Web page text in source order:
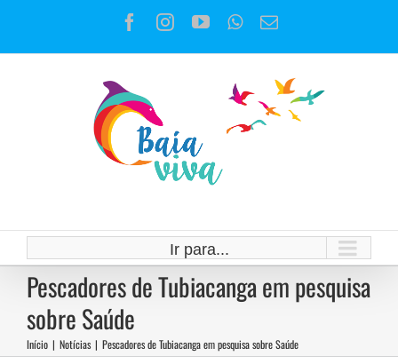
o
Facebook
Instagram
YouTubeWhatsApp
E-
Ir para...
Pescadores de Tubiacanga em pesquisa
sobre Saúde
Início | Notícias | Pescadores de Tubiacanga em pesquisa sobre Saúde